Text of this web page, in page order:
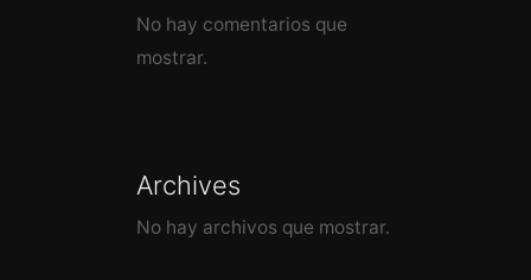
No hay comentarios que
mostrar.
Archives
No hay archivos que mostrar.